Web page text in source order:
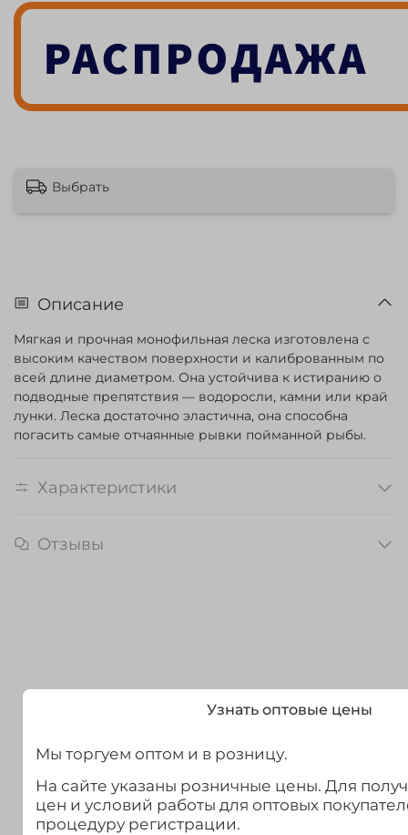
Выбрать
Описание
Мягкая и прочная монофильная леска изготовлена с
высоким качеством поверхности и калиброванным по
всей длине диаметром. Она устойчива к истиранию о
подводные препятствия — водоросли, камни или край
лунки. Леска достаточно эластична, она способна
погасить самые отчаянные рывки пойманной рыбы.
Характеристики
Отзывы
Узнать оптовые цены
Мы торгуем оптом и в розницу.
На сайте указаны розничные цены. Для
цен и условий работы для оптовых
процедуру регистрации.